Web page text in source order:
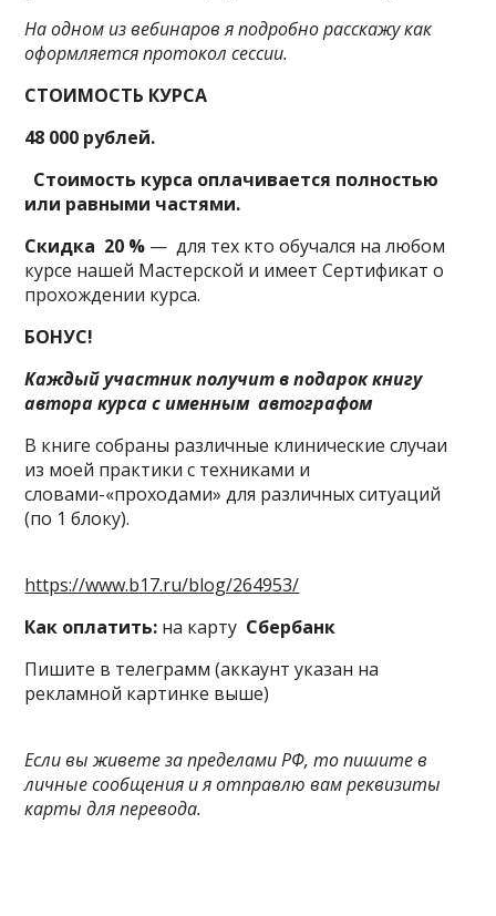
На одном из вебинаров я подробно расскажу как
оформляется протокол сессии.
СТОИМОСТЬ КУРСА
48 000 рублей.
Стоимость курса оплачивается полностью
или равными частями.
Скидка 20 % — для тех кто обучался на любом
курсе нашей Мастерской и имеет Сертификат о
прохождении курса.
БОНУС!
Каждый участникполучит в подарок книгу
автора курса с именным автографом
В книге собраны различные клинические случаи
из моей практики с техниками и
словами-«проходами» для различных ситуаций
(по 1 блоку).
https://www.b17.ru/blog/264953/
Как оплатить: на карту Сбербанк
Пишите в телеграмм (аккаунт указан на
рекламной картинке выше)
Если вы живете за пределами РФ, то пишите в
личные сообщения и я отправлю вам реквизиты
карты для перевода.